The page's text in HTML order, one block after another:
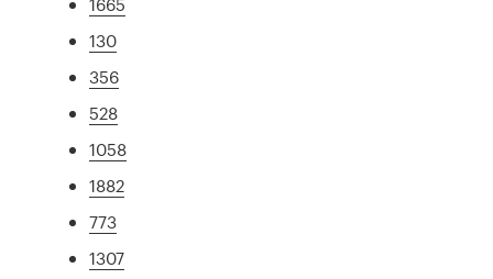
130
356
528
1058
1882
773
1307